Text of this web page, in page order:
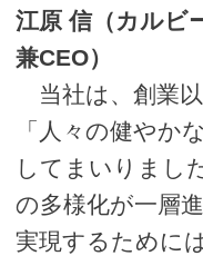
江原 信（カルビ
兼CEO）
当社は、創業
「人々の健やか
してまいりまし
の多様化が一層
実現するために